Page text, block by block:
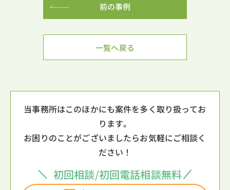
前の事例
一覧へ戻る
当事務所はこのほかにも案件を多く取り扱ってお
ります。
お困りのことがございましたらお気軽にご相談く
ださい！
初回相談/初回電話相談無料